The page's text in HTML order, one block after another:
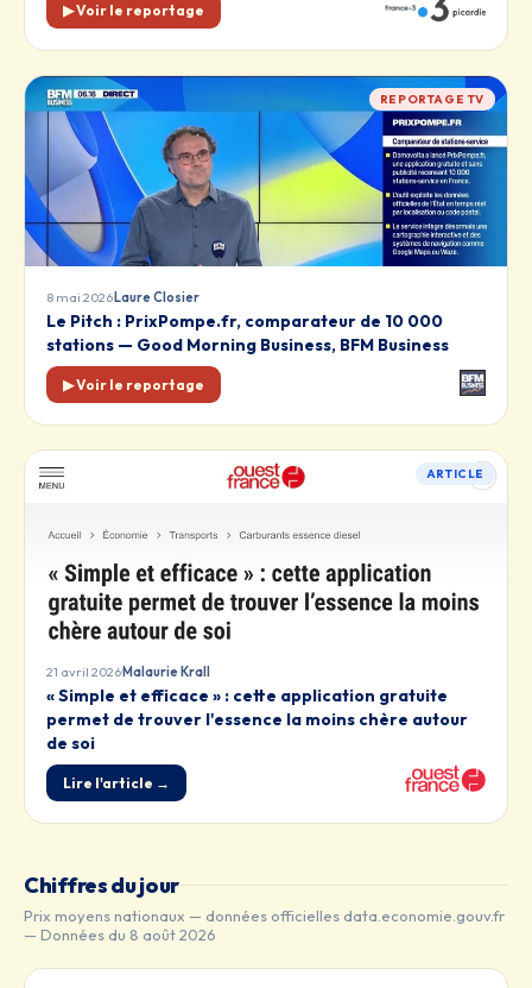
▶ Voir le reportage
REPORTAGE TV
8 mai 2026·Laure Closier
Le Pitch : PrixPompe.fr, comparateur de 10 000
stations — Good Morning Business, BFM Business
▶ Voir le reportage
ARTICLE
21 avril 2026·Malaurie Krall
« Simple et efficace » : cette application gratuite
permet de trouver l'essence la moins chère autour
de soi
Lire l'article →
Chiffres du jour
Prix moyens nationaux — données officielles data.economie.gouv.fr
— Données du 8 août 2026